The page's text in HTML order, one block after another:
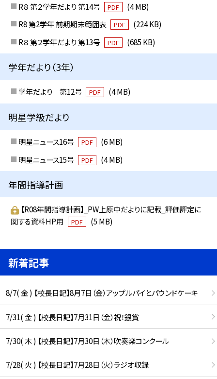
R８ 第２学年だより 第14号 PDF
(4 MB)
R8 第2学年 前期期末範囲表
PDF
(224 KB)
R８ 第２学年だより 第13号
PDF (685 KB)
学年だより（3年）
学年だより 第12号 PDF (4 MB)
明星学級だより
明星ニュース16号 PDF
(6 MB)
明星ニュース15号
PDF (4 MB)
年間指導計画
【R08年間指導計画】_PW上原中だよりに記載_評価評定に
関する資料HP用
PDF (5 MB)
新着記事
8/7( 金 ) 【校長日記】8月7日（金）アップルパイとパウンドケーキ
7/31( 金 ) 【校長日記】7月31日（金）祝！銀賞
7/30( 木 ) 【校長日記】7月30日（木）吹奏楽コンクール
7/28( 火 ) 【校長日記】7月28日（火）ラジオ収録